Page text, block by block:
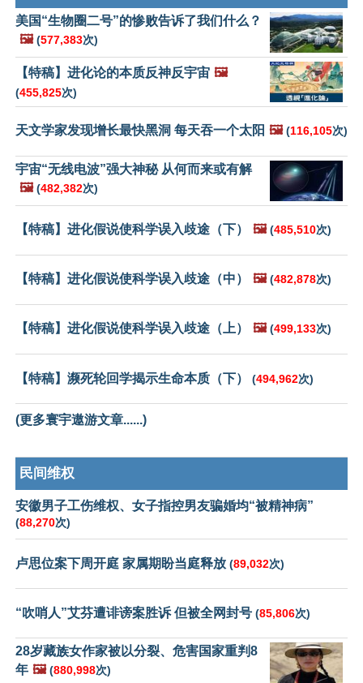
美国“生物圈二号”的惨败告诉了我们什么？
🖼️ (577,383次)
【特稿】进化论的本质反神反宇宙 🖼️
(455,825次)
天文学家发现增长最快黑洞 每天吞一个太阳 🖼️ (116,105次)
宇宙“无线电波”强大神秘 从何而来或有解
🖼️ (482,382次)
【特稿】进化假说使科学误入歧途（下） 🖼️ (485,510次)
【特稿】进化假说使科学误入歧途（中） 🖼️ (482,878次)
【特稿】进化假说使科学误入歧途（上） 🖼️ (499,133次)
【特稿】濒死轮回学揭示生命本质（下） (494,962次)
(更多寰宇遨游文章......)
民间维权
安徽男子工伤维权、女子指控男友骗婚均“被精神病”
(88,270次)
卢思位案下周开庭 家属期盼当庭释放 (89,032次)
“吹哨人”艾芬遭诽谤案胜诉 但被全网封号 (85,806次)
28岁藏族女作家被以分裂、危害国家重判8
年 🖼️ (880,998次)